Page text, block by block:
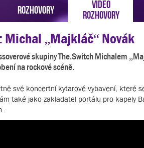
ROZHOVORY
VIDEO
ROZHOVORY
Michal „Majkláč“ Novák
skupiny The.Switch Michalem
na rockové scéně.
své koncertní kytarové vybavení, které
také jako zakladatel portálu pro kapely